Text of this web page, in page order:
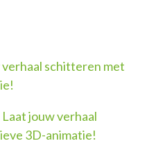
verhaal schitteren met
Laat jouw verhaal
3D-animatie!